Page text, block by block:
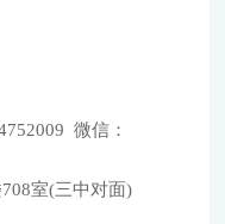
微信：
室(三中对面)